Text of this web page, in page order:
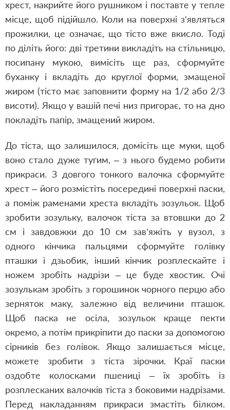
хрест, накрийте його рушником і поставте у тепле
місце, щоб підійшло. Коли на поверхні з’являться
прожилки, це означає, що тісто вже вкисло. Тоді
по діліть його: дві третини викладіть на стільницю,
посипану мукою, вимісіть ще раз, сформуйте
буханку і вкладіть до круглої форми, змащеної
жиром (тісто має заповнити форму на 1/2 або 2/3
висоти). Якщо у вашій печі низ пригорає, то на дно
покладіть папір, змащений жиром.
До тіста, що залишилося, домісіть ще муки, щоб
воно стало дуже тугим, – з нього будемо робити
прикраси. З довгого тонкого валочка сформуйте
хрест – його розмістіть посередині поверхні паски,
а поміж раменами хреста вкладіть зозульок. Щоб
зробити зозульку, валочок тіста за втовшки до 2
см і завдовжки до 10 см зав’яжіть у вузол, з
одного кінчика пальцями сформуйте голівку
пташки і дзьобик, інший кінчик розплескайте і
ножем зробіть надрізи – це буде хвостик. Очі
зозулькам зробіть з горошинок чорного перцю або
зерняток маку, залежно від величини пташок.
Щоб паска не осіла, зозульок краще пекти
окремо, а потім прикріпити до паски за допомогою
сірників без голівок. Якщо залишається місце,
можете зробити з тіста зірочки. Краї паски
оздобте колосками пшениці – їх зробіть із
розплесканих валочків тіста з боковими надрізами.
Перед накладанням прикраси змастіть білком.